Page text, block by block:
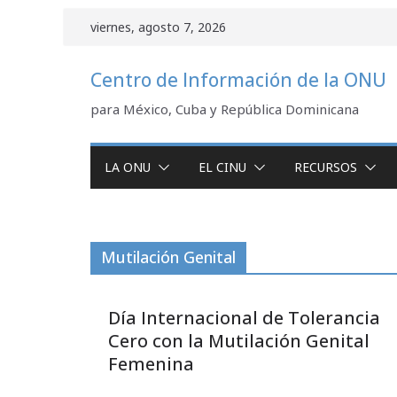
viernes, agosto 7, 2026
Centro de Información de la ONU
para México, Cuba y República Dominicana
LA ONU EL CINU RECURSOS
Mutilación Genital
Día Internacional de Tolerancia
Cero con la Mutilación Genital
Femenina